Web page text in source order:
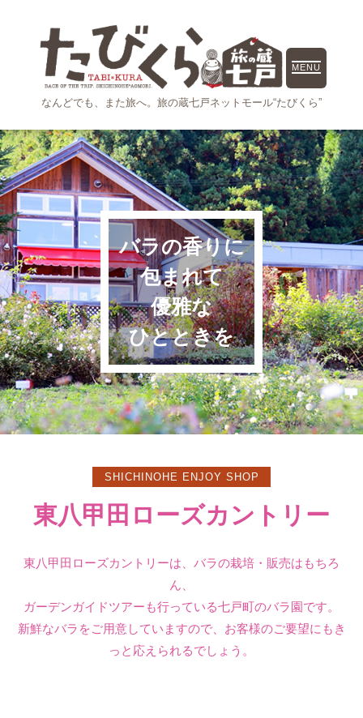
MENU
なんどでも、また旅へ。 旅の蔵七戸ネットモール“たびくら”
バラの香りに
包まれて
優雅な
ひとときを
SHICHINOHE ENJOY SHOP
東八甲田ローズカントリー
東八甲田ローズカントリーは、バラの栽培・販売はもちろ
ん、
ガーデンガイドツアーも行っている七戸町のバラ園です。
新鮮なバラをご用意していますので、お客様のご要望にもき
っと応えられるでしょう。